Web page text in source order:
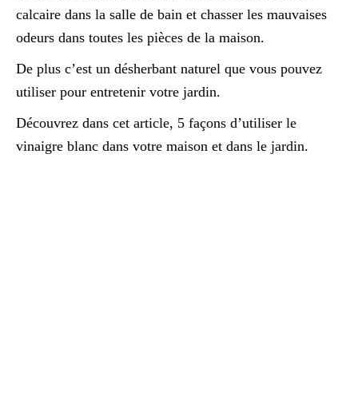
calcaire dans la salle de bain et chasser les mauvaises
odeurs dans toutes les pièces de la maison.
De plus c’est un désherbant naturel que vous pouvez
utiliser pour entretenir votre jardin.
Découvrez dans cet article, 5 façons d’utiliser le
vinaigre blanc dans votre maison et dans le jardin.